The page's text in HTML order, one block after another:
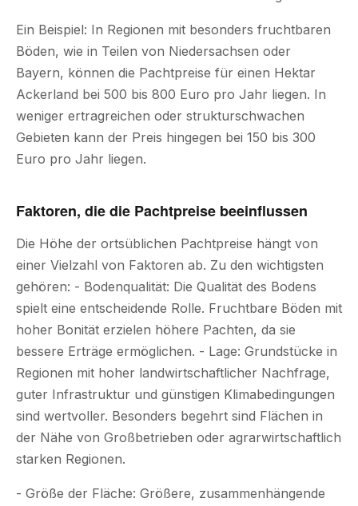
Ein Beispiel: In Regionen mit besonders fruchtbaren
Böden, wie in Teilen von Niedersachsen oder
Bayern, können die Pachtpreise für einen Hektar
Ackerland bei 500 bis 800 Euro pro Jahr liegen. In
weniger ertragreichen oder strukturschwachen
Gebieten kann der Preis hingegen bei 150 bis 300
Euro pro Jahr liegen.
Faktoren, die die Pachtpreise beeinflussen
Die Höhe der ortsüblichen Pachtpreise hängt von
einer Vielzahl von Faktoren ab. Zu den wichtigsten
gehören: - Bodenqualität: Die Qualität des Bodens
spielt eine entscheidende Rolle. Fruchtbare Böden mit
hoher Bonität erzielen höhere Pachten, da sie
bessere Erträge ermöglichen. - Lage: Grundstücke in
Regionen mit hoher landwirtschaftlicher Nachfrage,
guter Infrastruktur und günstigen Klimabedingungen
sind wertvoller. Besonders begehrt sind Flächen in
der Nähe von Großbetrieben oder agrarwirtschaftlich
starken Regionen.
- Größe der Fläche: Größere, zusammenhängende